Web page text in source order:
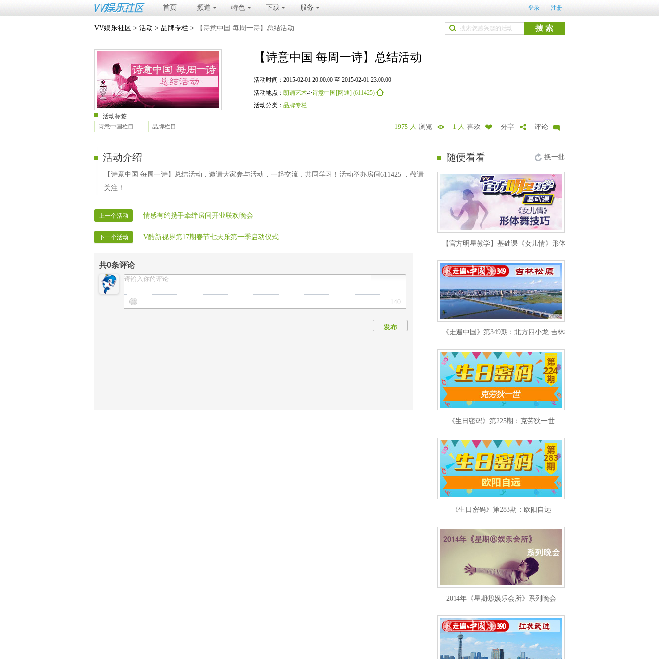
首页 频道 特色 下载 服务 登录 注册
VV娱乐社区 > 活动 > 品牌专栏 > 【诗意中国 每周一诗】总结活动
【诗意中国 每周一诗】总结活动
活动时间：2015-02-01 20:00:00 至 2015-02-01 23:00:00
活动地点： 朗诵艺术->诗意中国[网通] (611425)
活动分类： 品牌专栏
活动标签
诗意中国栏目
品牌栏目 1975 人 浏览 | 1 人 喜欢 | 分享 | 评论
活动介绍
【诗意中国 每周一诗】总结活动，邀请大家参与活动，一起交流，共同学习！活动举办房间611425 ，敬请
关注！
上一个活动 情感有约携手牵绊房间开业联欢晚会
下一个活动 V酷新视界第17期春节七天乐第一季启动仪式
共0条评论
140
发布
随便看看 换一批
【官方明星教学】基础课《女儿情》形体舞技巧
《走遍中国》第349期：北方四小龙 吉林松原
《生日密码》第225期：克劳狄一世
《生日密码》第283期：欧阳自远
2014年《星期⑧娱乐会所》系列晚会